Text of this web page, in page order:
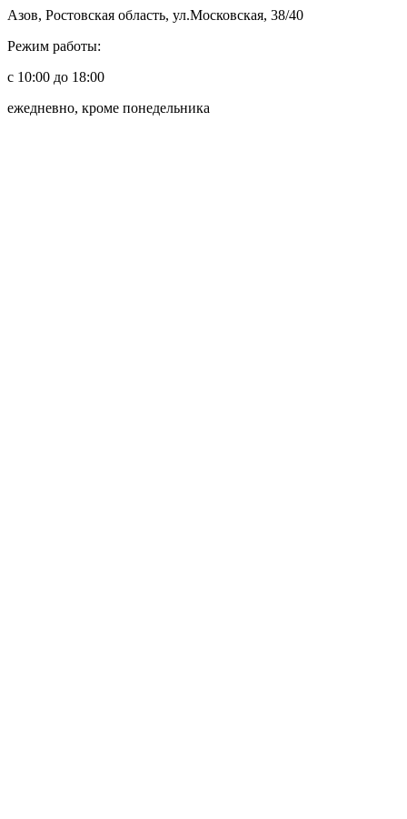
Азов, Ростовская область, ул.Московская, 38/40
Режим работы:
с 10:00 до 18:00
ежедневно, кроме понедельника